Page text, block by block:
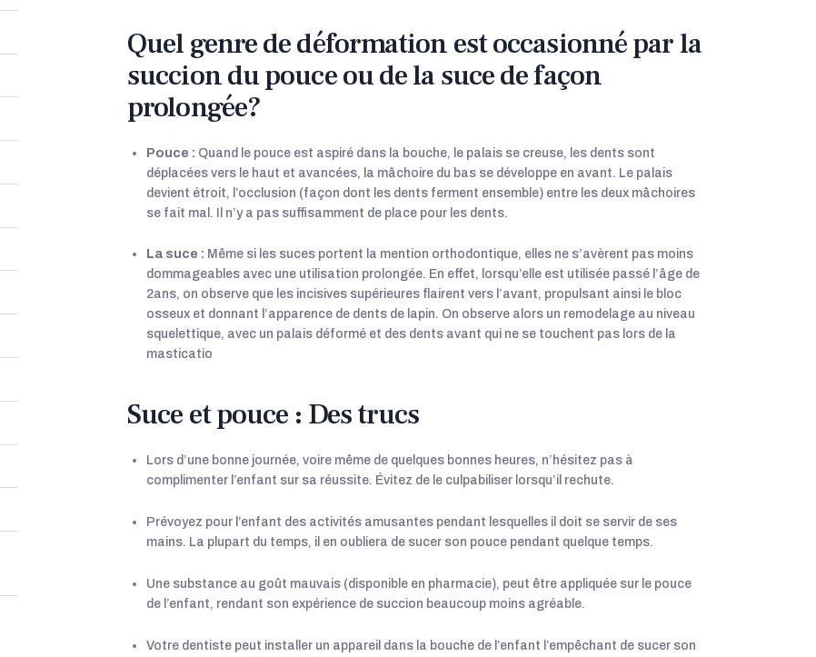
Quel genre de déformation est occasionné par la
succion du pouce ou de la suce de façon
prolongée?
Pouce : Quand le pouce est aspiré dans la bouche, le palais se creuse, les dents sont
déplacées vers le haut et avancées, la mâchoire du bas se développe en avant. Le palais
devient étroit, l’occlusion (façon dont les dents ferment ensemble) entre les deux mâchoires
se fait mal. Il n’y a pas suffisamment de place pour les dents.
La suce : Même si les suces portent la mention orthodontique, elles ne s’avèrent pas moins
dommageables avec une utilisation prolongée. En effet, lorsqu’elle est utilisée passé l’âge de
2ans, on observe que les incisives supérieures flairent vers l’avant, propulsant ainsi le bloc
osseux et donnant l’apparence de dents de lapin. On observe alors un remodelage au niveau
squelettique, avec un palais déformé et des dents avant qui ne se touchent pas lors de la
masticatio
Suce et pouce : Des trucs
Lors d’une bonne journée, voire même de quelques bonnes heures, n’hésitez pas à
complimenter l’enfant sur sa réussite. Évitez de le culpabiliser lorsqu’il rechute.
Prévoyez pour l’enfant des activités amusantes pendant lesquelles il doit se servir de ses
mains. La plupart du temps, il en oubliera de sucer son pouce pendant quelque temps.
Une substance au goût mauvais (disponible en pharmacie), peut être appliquée sur le pouce
de l’enfant, rendant son expérience de succion beaucoup moins agréable.
Votre dentiste peut installer un appareil dans la bouche de l’enfant l’empêchant de sucer son